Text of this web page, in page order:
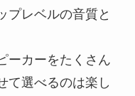
プレベルの音質と
ーカーをたくさん
て選べるのは楽し